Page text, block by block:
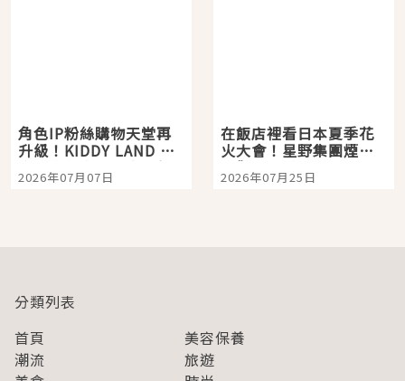
角色IP粉絲購物天堂再
升級！KIDDY LAND 原
宿店吉伊卡哇迎客，新
開幕 OMOKADO 店3分
2026年07月07日
在飯店裡看日本夏季花
火大會！星野集團煙火
景觀飯店6選，讓你不用
人擠人悠閒欣賞
2026年07月25日
分類列表
首頁
美容保養
潮流
旅遊